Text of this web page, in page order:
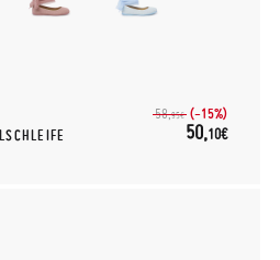
58,95€ (-15%)
50,10€